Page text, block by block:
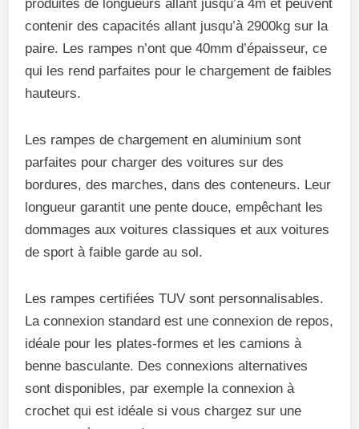
produites de longueurs allant jusqu’à 4m et peuvent
contenir des capacités allant jusqu’à 2900kg sur la
paire. Les rampes n’ont que 40mm d’épaisseur, ce
qui les rend parfaites pour le chargement de faibles
hauteurs.
Les rampes de chargement en aluminium sont
parfaites pour charger des voitures sur des
bordures, des marches, dans des conteneurs. Leur
longueur garantit une pente douce, empêchant les
dommages aux voitures classiques et aux voitures
de sport à faible garde au sol.
Les rampes certifiées TUV sont personnalisables.
La connexion standard est une connexion de repos,
idéale pour les plates-formes et les camions à
benne basculante. Des connexions alternatives
sont disponibles, par exemple la connexion à
crochet qui est idéale si vous chargez sur une